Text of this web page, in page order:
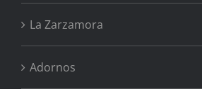
La Zarzamora
Adornos